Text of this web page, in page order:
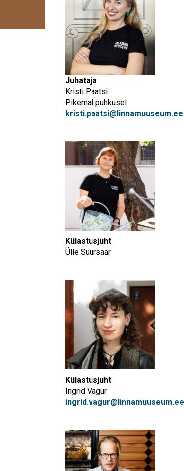
Juhataja
Kristi Paatsi
Pikemal puhkusel
kristi.paatsi@linnamuuseum.ee
Külastusjuht
Ülle Suursaar
Külastusjuht
Ingrid Vagur
ingrid.vagur@linnamuuseum.ee